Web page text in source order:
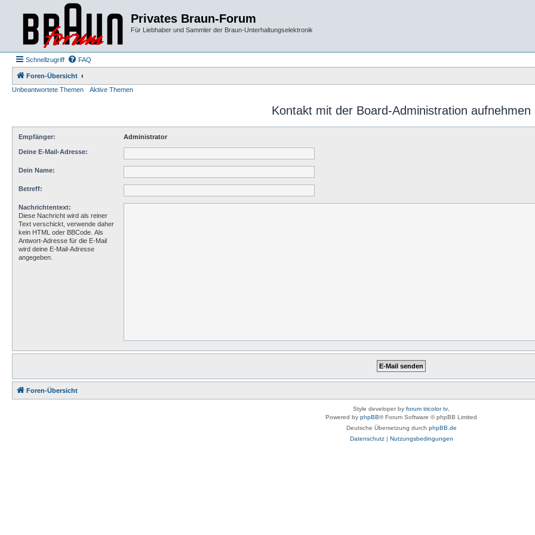
Privates Braun-Forum
Für Liebhaber und Sammler der Braun-Unterhaltungselektronik
Schnellzugriff FAQ
Foren-Übersicht
Unbeantwortete Themen
Aktive Themen
Kontakt mit der Board-Administration aufnehmen
Empfänger: Administrator
Deine E-Mail-Adresse:
Dein Name:
Betreff:
Nachrichtentext:
Diese Nachricht wird als reiner
Text verschickt, verwende daher
kein HTML oder BBCode. Als
Antwort-Adresse für die E-Mail
wird deine E-Mail-Adresse
angegeben.
Foren-Übersicht
Style developer by forum tricolor tv
Powered by phpBB® Forum Software © phpBB Limited
Deutsche Übersetzung durch phpBB.de
Datenschutz| Nutzungsbedingungen